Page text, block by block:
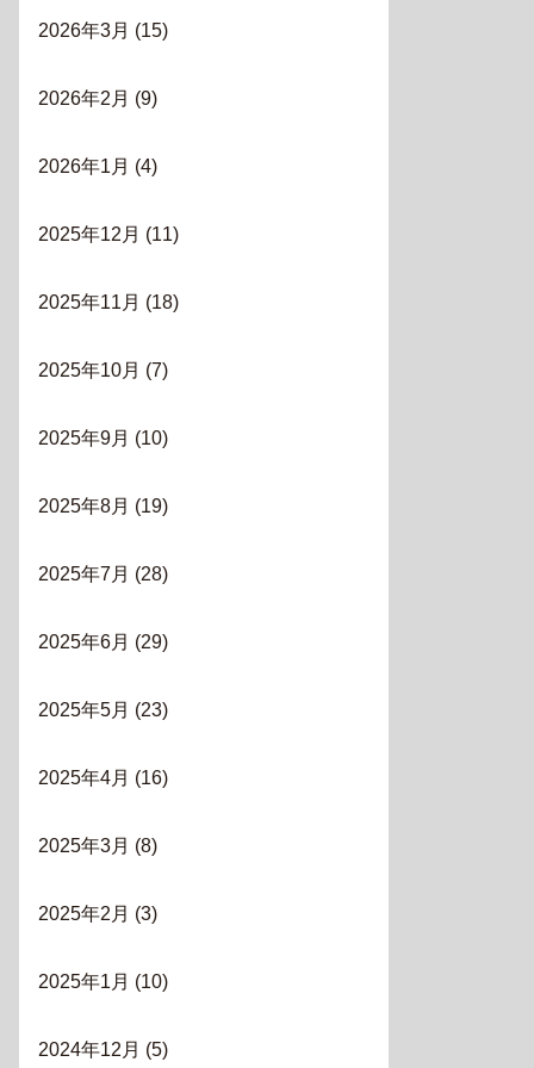
2026年3月 (15)
2026年2月 (9)
2026年1月 (4)
2025年12月 (11)
2025年11月 (18)
2025年10月 (7)
2025年9月 (10)
2025年8月 (19)
2025年7月 (28)
2025年6月 (29)
2025年5月 (23)
2025年4月 (16)
2025年3月 (8)
2025年2月 (3)
2025年1月 (10)
2024年12月 (5)